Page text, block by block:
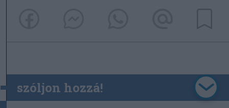
szóljon hozzá!